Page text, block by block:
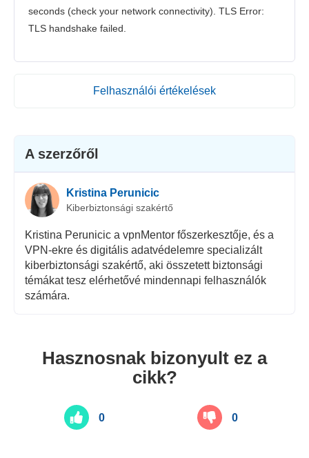
seconds (check your network connectivity). TLS Error:
TLS handshake failed.
Felhasználói értékelések
A szerzőről
Kristina Perunicic
Kiberbiztonsági szakértő
Kristina Perunicic a vpnMentor főszerkesztője, és a
VPN-ekre és digitális adatvédelemre specializált
kiberbiztonsági szakértő, aki összetett biztonsági
témákat tesz elérhetővé mindennapi felhasználók
számára.
Hasznosnak bizonyult ez a
cikk?
0 0